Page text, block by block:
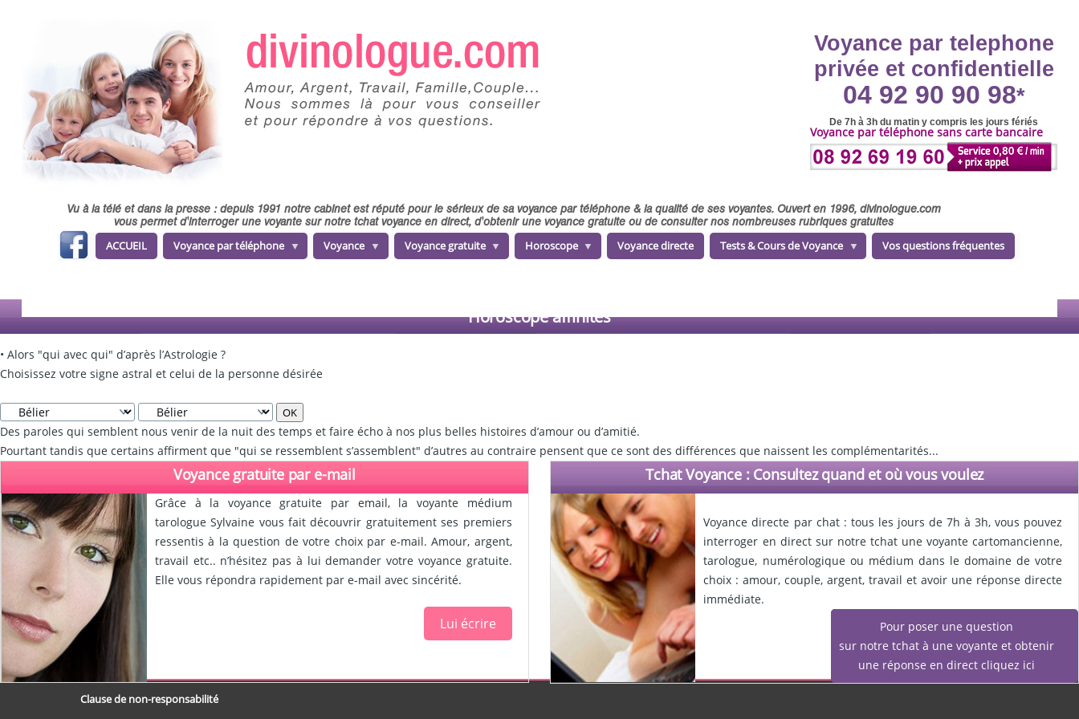
Voyance par telephone
privée et confidentielle
04 92 90 90 98*
De 7h à 3h du matin y compris les jours fériés
Voyance par téléphone sans carte bancaire
Vu à la télé et dans la presse : depuis 1991 notre cabinet est réputé pour le sérieux de sa voyance par téléphone & la qualité de ses voyantes. Ouvert en 1996, divinologue.com
vous permet d'interroger une voyante sur notre tchat voyance en direct, d'obtenir une voyance gratuite ou de consulter nos nombreuses rubriques gratuites
fa
ce
b
ACCUEIL Voyance par téléphone Voyance Voyance gratuite Horoscope Voyance directe Tests & Cours de Voyance Vos questions fréquentes
Horoscope affinités
• Alors "qui avec qui" d’après l’Astrologie ?
Choisissez votre signe astral et celui de la personne désirée
Des paroles qui semblent nous venir de la nuit des temps et faire écho à nos plus belles histoires d’amour ou d’amitié.
Pourtant tandis que certains affirment que "qui se ressemblent s’assemblent" d’autres au contraire pensent que ce sont des différences que naissent les complémentarités...
Voyance gratuite par e-mail
Grâce à la voyance gratuite par email, la voyante médium
tarologue Sylvaine vous fait découvrir gratuitement ses premiers
ressentis à la question de votre choix par e-mail. Amour, argent,
travail etc.. n’hésitez pas à lui demander votre voyance gratuite.
Elle vous répondra rapidement par e-mail avec sincérité.
Lui écrire
Tchat Voyance : Consultez quand et où vous voulez
Voyance directe par chat : tous les jours de 7h à 3h, vous pouvez
interroger en direct sur notre tchat une voyante cartomancienne,
tarologue, numérologique ou médium dans le domaine de votre
choix : amour, couple, argent, travail et avoir une réponse directe
immédiate.
Pour poser une question
sur notre tchat à une voyante et obtenir
une réponse en direct cliquez ici
Clause de non-responsabilité